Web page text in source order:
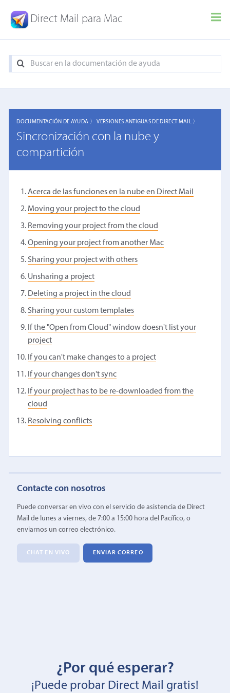
Direct Mail para Mac
DOCUMENTACIÓN DE AYUDA 〉 VERSIONES ANTIGUAS DE DIRECT MAIL 〉
Sincronización con la nube y
compartición
Acerca de las funciones en la nube en Direct Mail
Moving your project to the cloud
Removing your project from the cloud
Opening your project from another Mac
Sharing your project with others
Unsharing a project
Deleting a project in the cloud
Sharing your custom templates
If the "Open from Cloud" window doesn't list your
project
If you can't make changes to a project
If your changes don't sync
If your project has to be re-downloaded from the
cloud
Resolving conflicts
Contacte con nosotros
Puede conversar en vivo con el servicio de asistencia de Direct
Mail de lunes a viernes, de 7:00 a 15:00 hora del Pacífico, o
enviarnos un correo electrónico.
CHAT EN VIVO ENVIAR CORREO
¿Por qué esperar?
¡Puede probar Direct Mail gratis!